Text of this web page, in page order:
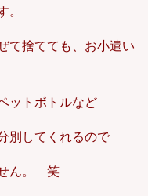
。
て捨てても、お小遣い
ットボトルなど
別してくれるので
せん。 笑